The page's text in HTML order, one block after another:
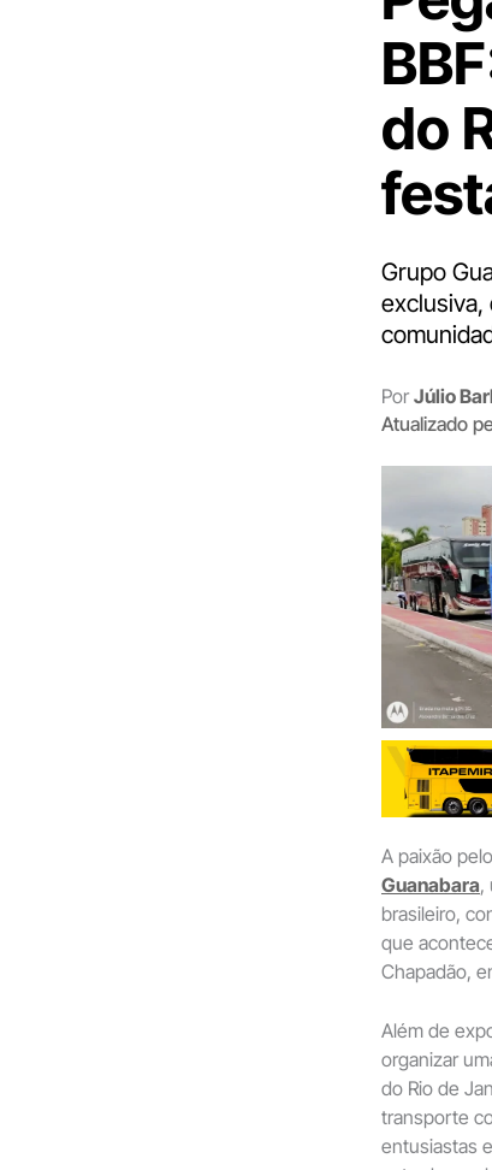
do
Grupo
exclusiva,
Por Júlio
Atualizado
A paixão
Guanabara,
brasileiro,
que
Chapadão,
Além de
organizar
do Rio de
transporte
entusiastas